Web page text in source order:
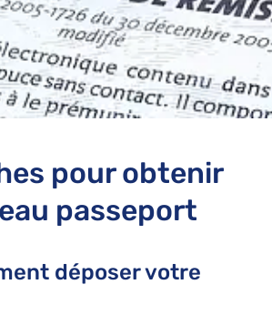
pour obtenir
passeport
déposer votre